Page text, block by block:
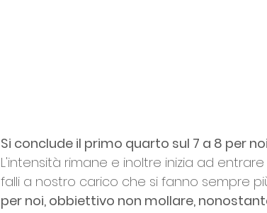
Si conclude il primo quarto sul 7 a 8 per
L'intensità rimane e inoltre inizia ad
falli a nostro carico che si fanno sempre
per noi, obbiettivo non mollare,